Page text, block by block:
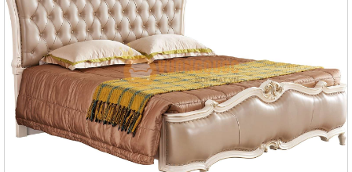
Giường
tầng,
bàn
học, tủ
sách
Nội
Thất
Phòng
Khách